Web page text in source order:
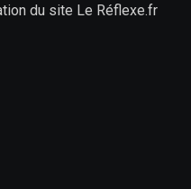
du site Le Réflexe.fr